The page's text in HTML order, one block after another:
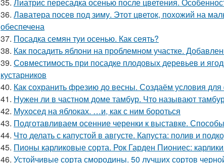
36. Лаватера посев под зиму. Этот цветок, похожий на
обеспечена
37. Посадка семян туи осенью. Как сеять?
38. Как посадить яблони на проблемном участке.
39. Совместимость при посадке плодовых деревьев и
кустарников
40. Как сохранить фрезию до весны. Создаём условия
41. Нужен ли в частном доме тамбур. Что называют
42. Мухосед на яблоках. …и, как с ним бороться
43. Подготавливаем осенние черенки к выставке.
44. Что делать с капустой в августе. Капуста: полив и
45. Пионы карликовые сорта. Рок Гарден Пиониес:
46. Устойчивые сорта смородины. 50 лучших сортов